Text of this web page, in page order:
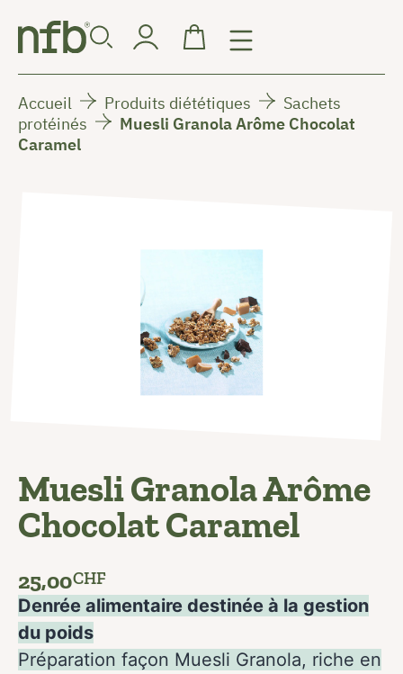
Accueil Produits diététiques
Sachets
protéinés
Muesli Granola Arôme Chocolat
Caramel
Muesli Granola Arôme
Chocolat Caramel
25,00CHF
Denrée alimentaire destinée à la gestion
du poids
Préparation façon Muesli Granola, riche en